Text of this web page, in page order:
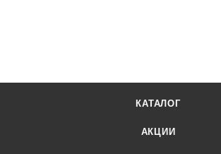
КАТАЛОГ
АКЦИИ